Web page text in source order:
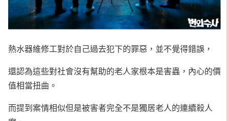
熱水器維修工對於自己過去犯下的罪惡，並不覺得錯誤，
還認為這些對社會沒有幫助的老人家根本是害蟲，內心的價
值相當扭曲。
而提到案情相似但是被害者完全不是獨居老人的連續殺人